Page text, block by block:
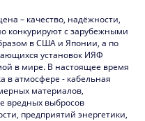
– качество, надёжности,
конкурируют с зарубежными
в США и Японии, а по
установок ИЯФ
в мире. В настоящее время
в атмосфере - кабельная
материалов,
вредных выбросов
предприятий энергетики,